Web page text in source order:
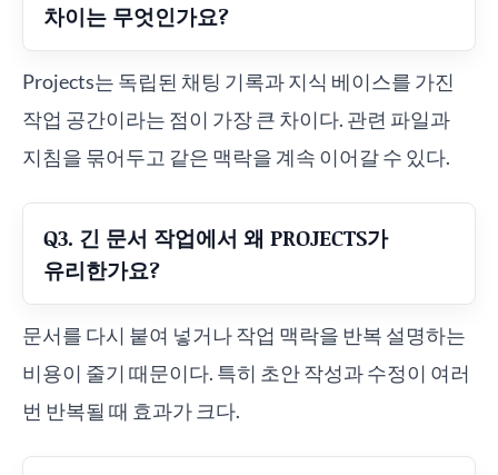
차이는 무엇인가요?
Projects는 독립된 채팅 기록과 지식 베이스를 가진
작업 공간이라는 점이 가장 큰 차이다. 관련 파일과
지침을 묶어두고 같은 맥락을 계속 이어갈 수 있다.
Q3. 긴 문서 작업에서 왜 PROJECTS가
유리한가요?
문서를 다시 붙여 넣거나 작업 맥락을 반복 설명하는
비용이 줄기 때문이다. 특히 초안 작성과 수정이 여러
번 반복될 때 효과가 크다.